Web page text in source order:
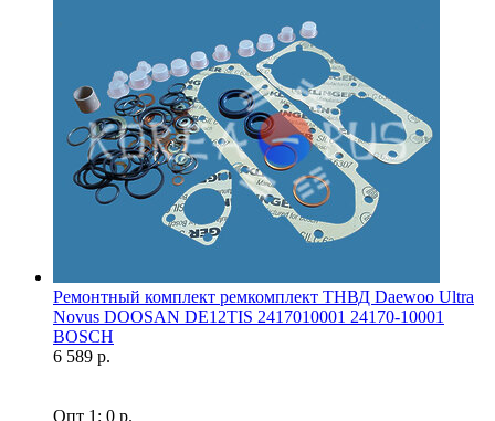
Ремонтный комплект ремкомплект ТНВД Daewoo Ultra
Novus DOOSAN DE12TIS 2417010001 24170-10001
BOSCH
6 589 р.
Опт 1: 0 р.